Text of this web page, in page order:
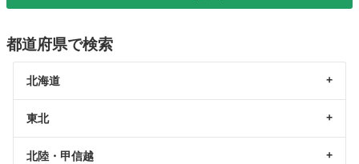
都道府県で検索
北海道
東北
北陸・甲信越